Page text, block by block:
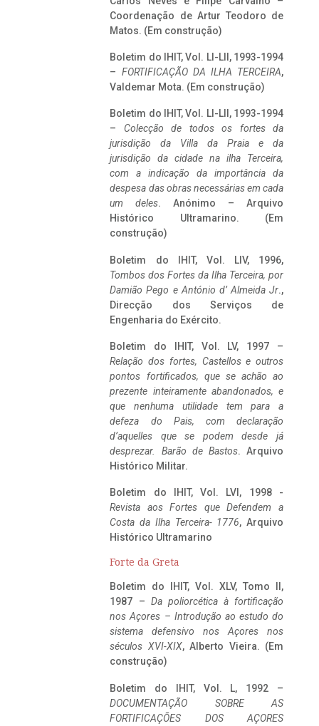
Coordenação de Artur Teodoro de
Matos. (Em construção)
Boletim do IHIT, Vol. LI-LII, 1993-1994
– FORTIFICAÇÃO DA ILHA TERCEIRA,
Valdemar Mota. (Em construção)
Boletim do IHIT, Vol. LI-LII, 1993-1994
– Colecção de todos os fortes da
jurisdição da Villa da Praia e da
jurisdição da cidade na ilha Terceira,
com a indicação da importância da
despesa das obras necessárias em cada
um deles. Anónimo – Arquivo
Histórico Ultramarino. (Em
construção)
Boletim do IHIT, Vol. LIV, 1996,
Tombos dos Fortes da Ilha Terceira, por
Damião Pego e António d’ Almeida Jr.,
Direcção dos Serviços de
Engenharia do Exército.
Boletim do IHIT, Vol. LV, 1997 –
Relação dos fortes, Castellos e outros
pontos fortificados, que se achão ao
prezente inteiramente abandonados, e
que nenhuma utilidade tem para a
defeza do Pais, com declaração
d’aquelles que se podem desde já
desprezar. Barão de Bastos. Arquivo
Histórico Militar.
Boletim do IHIT, Vol. LVI, 1998 -
Revista aos Fortes que Defendem a
Costa da Ilha Terceira- 1776, Arquivo
Histórico Ultramarino
Forte da Greta
Boletim do IHIT, Vol. XLV, Tomo II,
1987 – Da poliorcética à fortificação
nos Açores – Introdução ao estudo do
sistema defensivo nos Açores nos
séculos XVI-XIX, Alberto Vieira. (Em
construção)
Boletim do IHIT, Vol. L, 1992 –
DOCUMENTAÇÃO SOBRE AS
FORTIFICAÇÕES DOS AÇORES